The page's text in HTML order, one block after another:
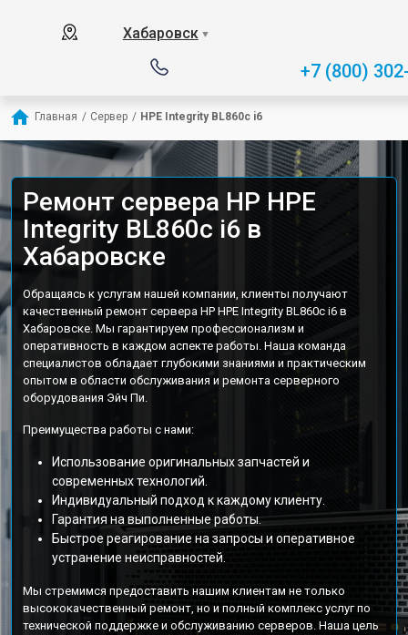
Хабаровск ▼
+7 (800)
Главная / Сервер / HPE Integrity BL860c i6
Ремонт сервера HP HPE
Integrity BL860c i6 в
Хабаровске
Обращаясь к услугам нашей компании, клиенты получают
качественный ремонт сервера HP HPE Integrity BL860c i6 в
Хабаровске. Мы гарантируем профессионализм и
оперативность в каждом аспекте работы. Наша команда
специалистов обладает глубокими знаниями и практическим
опытом в области обслуживания и ремонта серверного
оборудования Эйч Пи.
Преимущества работы с нами:
Использование оригинальных запчастей и
современных технологий.
Индивидуальный подход к каждому клиенту.
Гарантия на выполненные работы.
Быстрое реагирование на запросы и оперативное
устранение неисправностей.
Мы стремимся предоставить нашим клиентам не только
высококачественный ремонт, но и полный комплекс услуг по
технической поддержке и обслуживанию серверов. Наша цель